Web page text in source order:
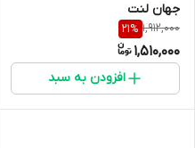
جهان لنت
1,912,000
21%
1,510,000
افزودن به سبد